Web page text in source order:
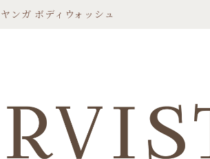
ンガ ボディウォッシュ